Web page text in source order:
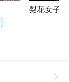
梨花女子
